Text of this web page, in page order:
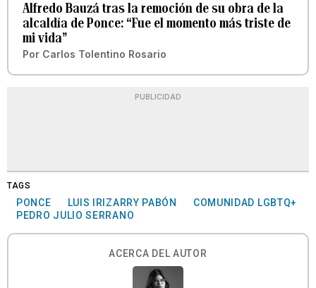
Alfredo Bauzá tras la remoción de su obra de la
alcaldía de Ponce: “Fue el momento más triste de
mi vida”
Por Carlos Tolentino Rosario
PUBLICIDAD
TAGS
PONCE LUIS IRIZARRY PABÓN
COMUNIDAD LGBTQ+
PEDRO JULIO SERRANO
ACERCA DEL AUTOR